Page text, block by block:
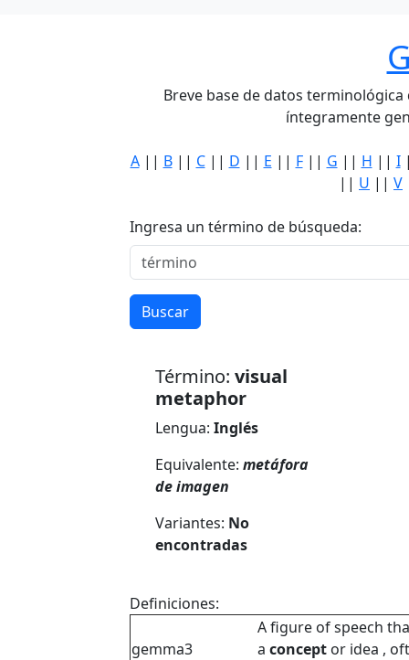
Breve base de datos
íntegramente
A|| B|| C|| D || E || F|| G || H || I
|| U || V
Ingresa un término de búsqueda:
Buscar
Término: visual
metaphor
Lengua: Inglés
Equivalente: metáfora
de imagen
Variantes: No
encontradas
Definiciones:
gemma3
A figure of speech
a concept or idea ,